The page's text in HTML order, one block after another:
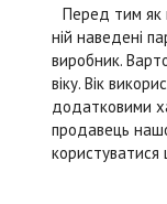
Перед тим як
ній наведені
виробник.
віку. Вік
додатковими
продавець